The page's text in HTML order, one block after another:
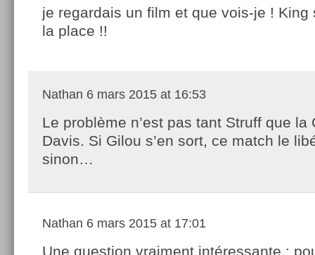
je regardais un film et que vois-je ! King
la place !!
Nathan 6 mars 2015 at 16:53
Le problème n’est pas tant Struff que la
Davis. Si Gilou s’en sort, ce match le
sinon…
Nathan 6 mars 2015 at 17:01
Une question vraiment intéressante :